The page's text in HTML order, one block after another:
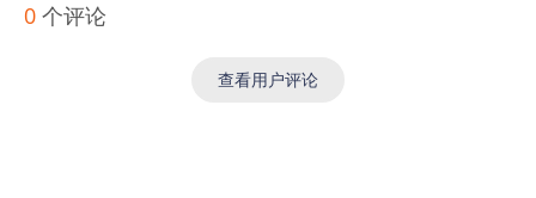
0 个评论
查看用户评论